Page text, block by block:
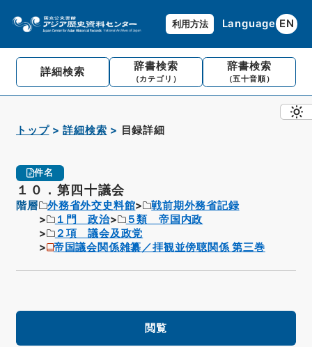
利用方法 Language EN
詳細検索 辞書検索
（カテゴリ）
辞書検索
（五十音順）
トップ 詳細検索 目録詳細
件名
１０．第四十議会
階層 外務省外交史料館
戦前期外務省記録
１門 政治
５類 帝国内政
２項 議会及政党
帝国議会関係雑纂／拝観並傍聴関係 第三巻
閲覧